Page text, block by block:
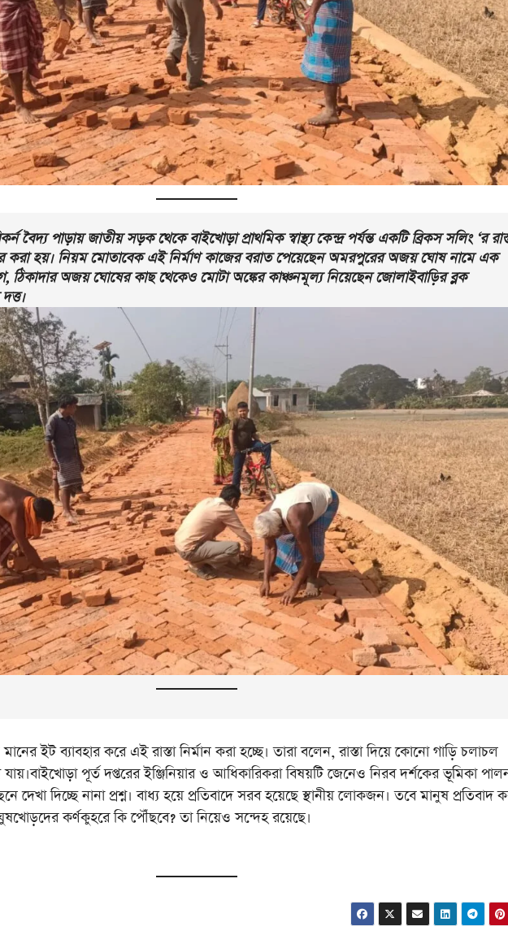
বৈদ্য পাড়ায় জাতীয় সড়ক থেকে বাইখোড়া প্রাথমিক স্বাস্থ্য কেন্দ্র পর্যন্ত একটি ব্রিকস সলিং ‘র
করা হয়। নিয়ম মোতাবেক এই নির্মাণ কাজের বরাত পেয়েছেন অমরপুরের অজয় ঘোষ নামে এক
ঠিকাদার অজয় ঘোষের কাছ থেকেও মোটা অঙ্কের কাঞ্চনমূল্য নিয়েছেন জোলাইবাড়ির ব্লক
ইট ব্যাবহার করে এই রাস্তা নির্মান করা হচ্ছে। তারা বলেন, রাস্তা দিয়ে কোনো গাড়ি চলাচল
পূর্ত দপ্তরের ইঞ্জিনিয়ার ও আধিকারিকরা বিষয়টি জেনেও নিরব দর্শকের ভূমিকা
দেখা দিচ্ছে নানা প্রশ্ন। বাধ্য হয়ে প্রতিবাদে সরব হয়েছে স্থানীয় লোকজন। তবে মানুষ প্রতিবাদ
কর্ণকুহরে কি পৌঁছবে? তা নিয়েও সন্দেহ রয়েছে।